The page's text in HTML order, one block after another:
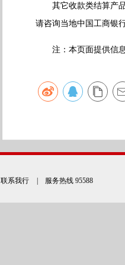
其它收款类结算产品
请咨询当地中国工商银
注：本页面提供信息
联系我行 | 服务热线 95588